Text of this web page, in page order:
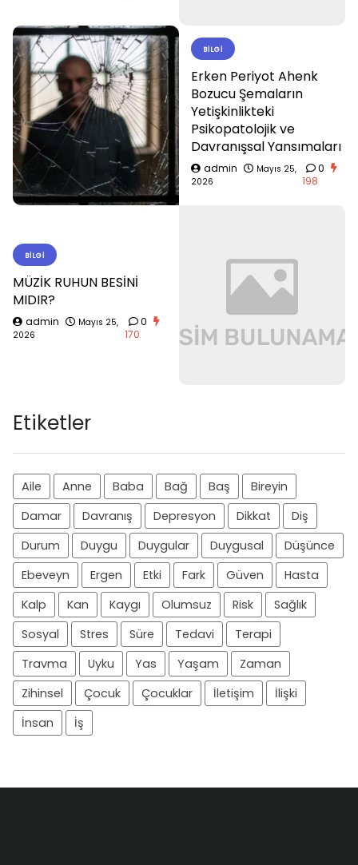
BILGI
Erken Periyot Ahenk
Bozucu Şemaların
Yetişkinlikteki
Psikopatolojik ve
Davranışsal Yansımaları
admin
Mayıs 25,
2026
0
198
BILGI
MÜZİK RUHUN BESİNİ
MIDIR?
admin
Mayıs 25,
2026
0
170
Etiketler
Aile Anne Baba Bağ Baş
Bireyin
Damar
Davranış Depresyon Dikkat
Diş
Durum
Duygu Duygular Duygusal
Düşünce
Ebeveyn
Ergen Etki Fark Güven
Hasta
Kalp
Kan Kaygı Olumsuz Risk
Sağlık
Sosyal
Stres Süre Tedavi
Terapi
Travma
Uyku Yas Yaşam
Zaman
Zihinsel
Çocuk Çocuklar İletişim
İlişki
İnsan
İş